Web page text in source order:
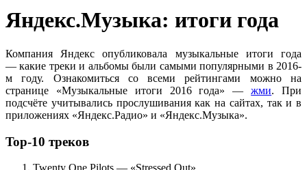
Яндекс.Музыка: итоги года
Компания Яндекс опубликовала музыкальные итоги года
— какие треки и альбомы были самыми популярными в 2016-
м году. Ознакомиться со всеми рейтингами можно на
странице «Музыкальные итоги 2016 года» —жми. При
подсчёте учитывались прослушивания как на сайтах, так и в
приложениях «Яндекс.Радио» и «Яндекс.Музыка».
Top-10 треков